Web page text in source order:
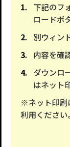
下記のフ
ロードボ
別ウィン
内容を確
ダウンロ
はネット
※ネット印刷
利用ください。